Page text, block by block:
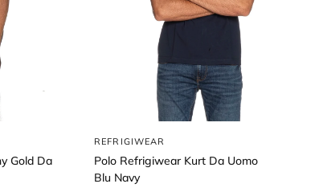
Gold Da
REFRIGIWEAR
Polo Refrigiwear Kurt Da Uomo
Blu Navy